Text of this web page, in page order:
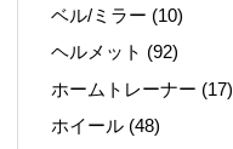
ベル/ミラー (10)
ヘルメット (92)
ホームトレーナー (17)
ホイール (48)